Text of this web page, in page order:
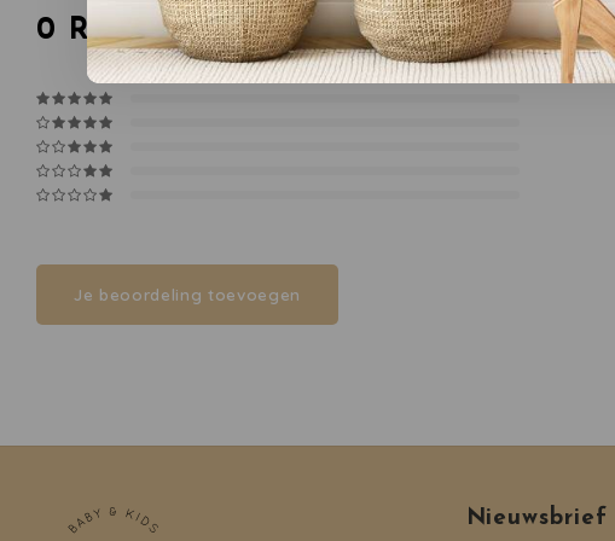
0 Reviews
Je beoordeling toevoegen
Nieuwsbrief